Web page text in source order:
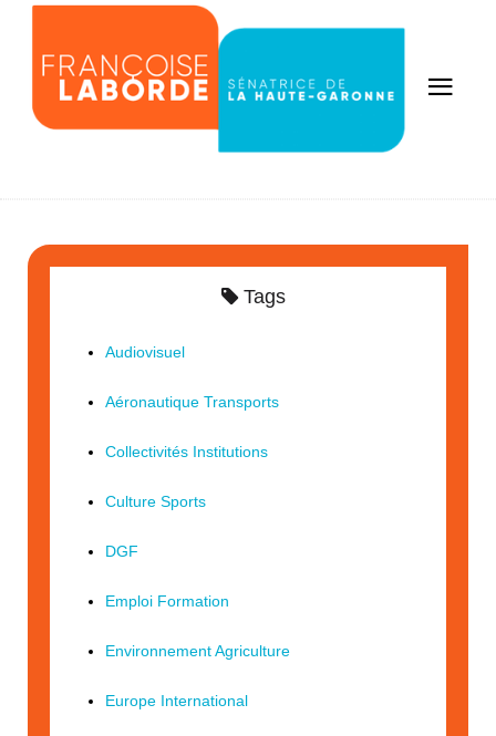
Tags
Audiovisuel
Aéronautique Transports
Collectivités Institutions
Culture Sports
DGF
Emploi Formation
Environnement Agriculture
Europe International